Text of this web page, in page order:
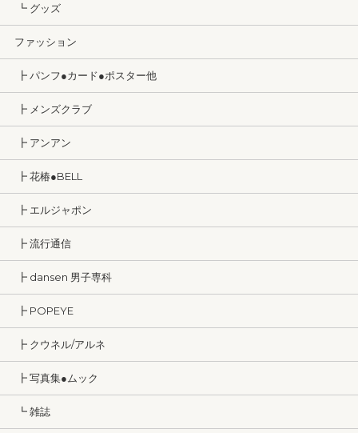
┗ グッズ
ファッション
┣ パンフ●カード●ポスター他
┣ メンズクラブ
┣ アンアン
┣ 花椿●BELL
┣ エルジャポン
┣ 流行通信
┣ dansen 男子専科
┣ POPEYE
┣ クウネル/アルネ
┣ 写真集●ムック
┗ 雑誌